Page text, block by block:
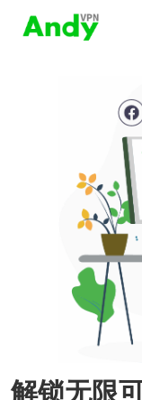
解锁无限